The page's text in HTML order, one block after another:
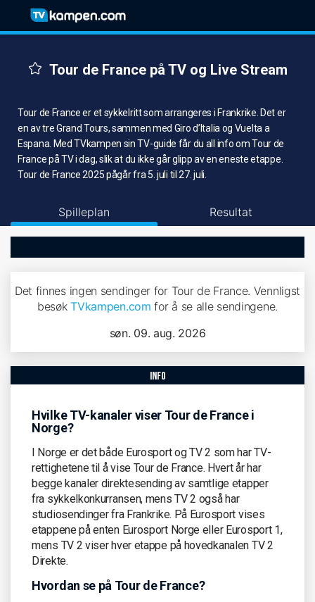
Tour de France på TV og Live Stream
Tour de France er et sykkelritt som arrangeres i Frankrike. Det er
en av tre Grand Tours, sammen med Giro d’Italia og Vuelta a
Espana. Med TVkampen sin TV-guide får du all info om Tour de
France på TV i dag, slik at du ikke går glipp av en eneste etappe.
Tour de France 2025 pågår fra 5. juli til 27. juli.
Spilleplan Resultat
Det finnes ingen sendinger for Tour de France. Vennligst
besøkTVkampen.com for å se alle sendingene.
søn. 09. aug. 2026
info
Hvilke TV-kanaler viser Tour de France i
Norge?
I Norge er det både Eurosport og TV 2 som har TV-
rettighetene til å vise Tour de France. Hvert år har
begge kanaler direktesending av samtlige etapper
fra sykkelkonkurransen, mens TV 2 også har
studiosendinger fra Frankrike. På Eurosport vises
etappene på enten Eurosport Norge eller Eurosport 1,
mens TV 2 viser hver etappe på hovedkanalen TV 2
Direkte.
Hvordan se på Tour de France?